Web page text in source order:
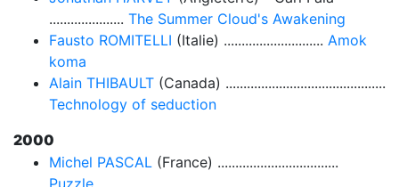
..................... The Summer Cloud's Awakening
Fausto ROMITELLI (Italie) ............................ Amok
koma
Alain THIBAULT (Canada) .............................................
Technology of seduction
2000
Michel PASCAL (France) ..................................